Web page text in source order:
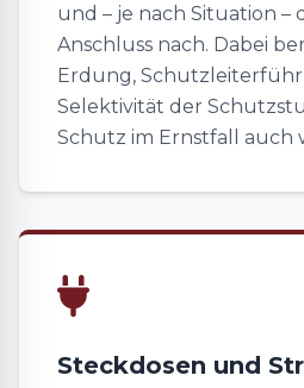
und – je nach Situation –
Anschluss nach. Dabei
Erdung,
Selektivität der
Schutz im Ernstfall auch
Steckdosen und